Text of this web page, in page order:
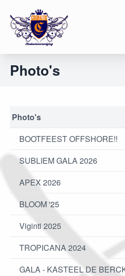
Photo's
Photo's
BOOTFEEST OFFSHORE!!
SUBLIEM GALA 2026
APEX 2026
BLOOM '25
Viginti 2025
TROPICANA 2024
GALA - KASTEEL DE